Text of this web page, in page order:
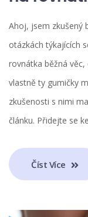
Ahoj, jsem zkušený
otázkách týkajících
rovnátka běžná
vlastně ty gumičky
zkušenosti s nimi
článku. Přidejte se
Číst Více